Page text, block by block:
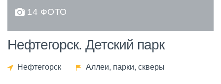
14 ФОТО
Нефтегорск. Детский парк
Нефтегорск Аллеи, парки, скверы